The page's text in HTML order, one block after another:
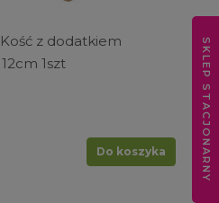
z dodatkiem
1szt
Do koszyka SKLEP STACJONARNY